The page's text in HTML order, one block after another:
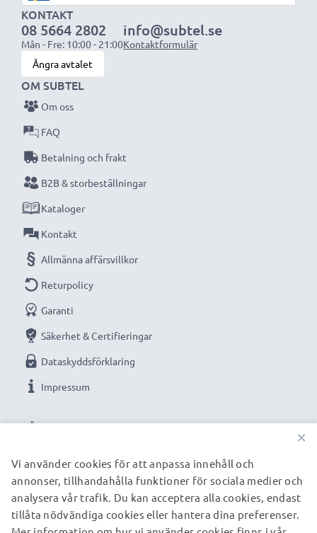
KONTAKT
08 5664 2802
Mån - Fre: 10:00 - 21:00
info@subtel.se
Kontaktformulär
Ångra avtalet
VÅRA BETALNINGSALTERNATIV
OM SUBTEL
Om oss
FAQ
Betalning och frakt
B2B & storbeställningar
Kataloger
Kontakt
Allmänna affärsvillkor
Returpolicy
Garanti
Säkerhet & Certifieringar
Dataskyddsförklaring
Impressum
VÅRA FRAKTPARTNERS
×
Vi använder cookies för att anpassa innehåll och
annonser, tillhandahålla funktioner för sociala medier och
analysera vår trafik. Du kan acceptera alla cookies, endast
tillåta nödvändiga cookies eller hantera dina preferenser.